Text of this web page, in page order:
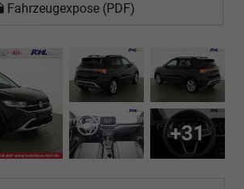
Fahrzeugexpose (PDF)
+31